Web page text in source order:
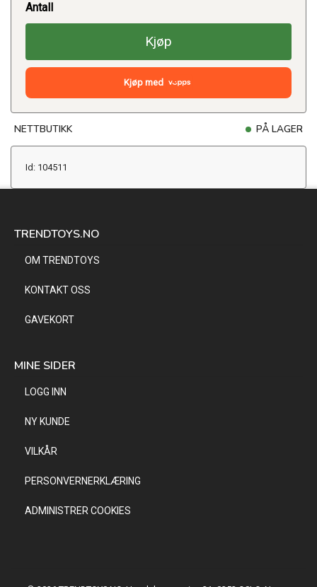
Antall
Kjøp
Kjøp med
NETTBUTIKK PÅ LAGER
Id: 104511
TRENDTOYS.NO
OM TRENDTOYS
KONTAKT OSS
GAVEKORT
MINE SIDER
LOGG INN
NY KUNDE
VILKÅR
PERSONVERNERKLÆRING
ADMINISTRER COOKIES